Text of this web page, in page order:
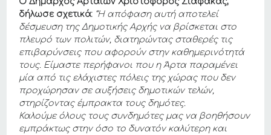
δήλωσε σχετικά: “Η απόφαση αυτή αποτελεί
δέσμευση της Δημοτικής Αρχής να βρίσκεται στο
πλευρό των πολιτών, διατηρώντας σταθερές τις
επιβαρύνσεις που αφορούν στην καθημερινότητά
τους. Είμαστε περήφανοι που η Άρτα παραμένει
μία από τις ελάχιστες πόλεις της χώρας που δεν
προχώρησαν σε αυξήσεις δημοτικών τελών,
στηρίζοντας έμπρακτα τους δημότες.
Καλούμε όλους τους συνδημότες μας να βοηθήσουν
εμπράκτως στην όσο το δυνατόν καλύτερη και